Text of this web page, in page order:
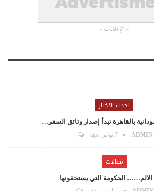
- الإعلانات -
احدث الاخبار
بالقاهرة تبدأ إصدار وثائق السفر…
ADMIN 7 ثواني ago
مقالات
الالم…… الحكومة التي يستحقونها